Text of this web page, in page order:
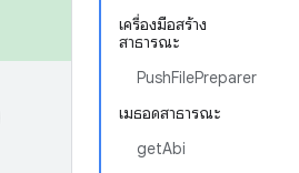
เครื่องมือสร้าง
สาธารณะ
PushFilePreparer
เมธอดสาธารณะ
getAbi